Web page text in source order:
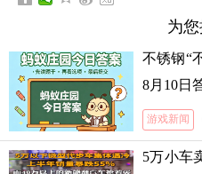
为
不锈钢“
8月10日
游戏新闻
5万小车